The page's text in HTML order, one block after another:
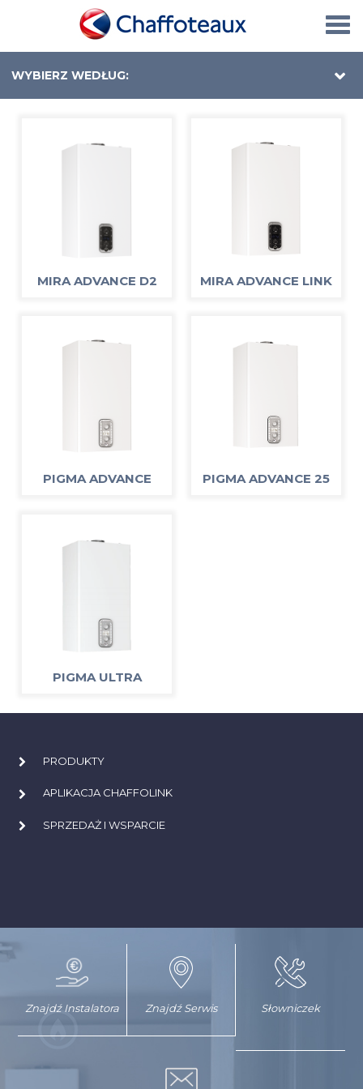
WYBIERZ WEDŁUG:
MIRA ADVANCE D2 MIRA ADVANCE LINK
PIGMA ADVANCE PIGMA ADVANCE 25
PIGMA ULTRA
PRODUKTY
APLIKACJA CHAFFOLINK
SPRZEDAŻ I WSPARCIE
Znajdź Instalatora Znajdź Serwis Słowniczek